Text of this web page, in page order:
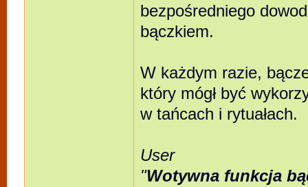
bezpośredniego
bączkiem.
W każdym razie,
który mógł być
w tańcach i rytuałach.
User
"Wotywna funkcja